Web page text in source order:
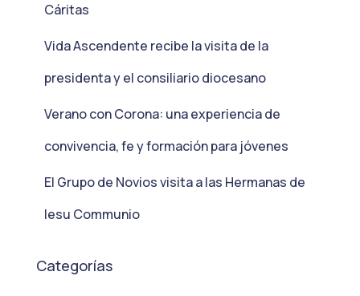
Cáritas
Vida Ascendente recibe la visita de la
presidenta y el consiliario diocesano
Verano con Corona: una experiencia de
convivencia, fe y formación para jóvenes
El Grupo de Novios visita a las Hermanas de
Iesu Communio
Categorías